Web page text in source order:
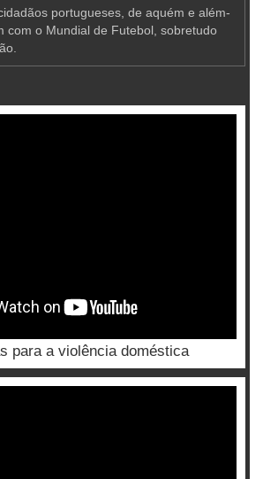
portugueses, de aquém e além-
com o Mundial de Futebol, sobretudo
para a violência doméstica